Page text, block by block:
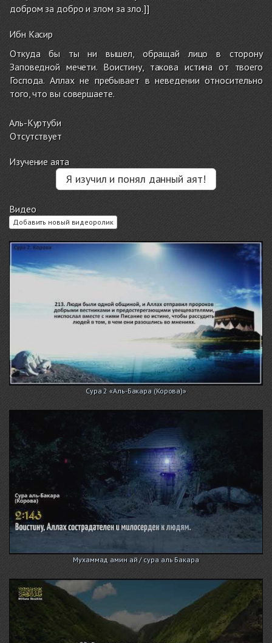
добром за добро и злом за зло.]]
Ибн Касир
Откуда бы ты ни вышел, обращай лицо в сторону
Заповедной мечети. Воистину, такова истина от твоего
Господа. Аллах не пребывает в неведении относительно
того, что вы совершаете.
Аль-Куртуби
Отсутствует
Изучение аята
Я изучил и понял данный аят!
Видео
Добавить новый видеоролик
Сура 2 «Аль-Бакара (Корова)»
Мухаммад амин ай / сура аль Бакара